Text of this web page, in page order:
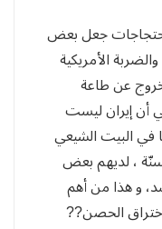
جعل بعض
الأمريكية
عن طاعة
أن إيران ليست
البيت الشيعي
، لديهم بعض
و هذا من أهم
الحصن??